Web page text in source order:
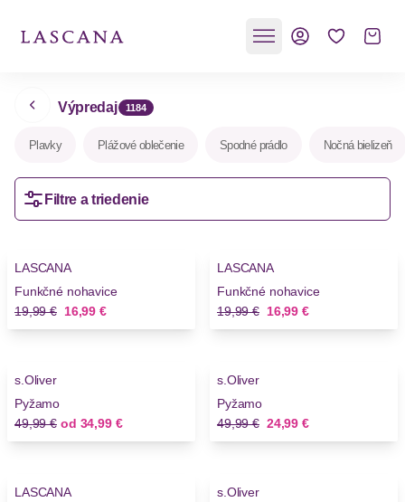
Výpredaj 1184
Plavky Plážové oblečenie Spodné prádlo Nočná bielizeň
Filtre a triedenie
LASCANA
Funkčné nohavice
Stará cena
19,99 € Nová cena
16,99 €
LASCANA
Funkčné nohavice
Stará cena
19,99 € Nová cena
16,99 €
s.Oliver
Pyžamo
Stará cena
49,99 € odNová cena
34,99 €
s.Oliver
Pyžamo
Stará cena
49,99 € Nová cena
24,99 €
LASCANA
s.Oliver